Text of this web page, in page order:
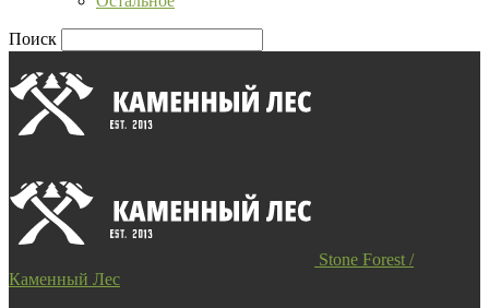
Поиск
Stone Forest /
Каменный Лес